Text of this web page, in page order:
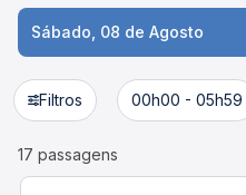
Sábado, 08 de Agosto
Filtros 00h00 - 05h59
17 passagens